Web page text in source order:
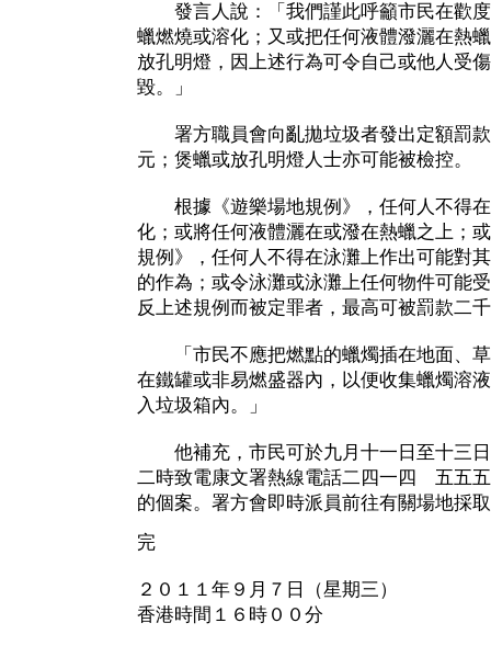
發言人說：「我們謹此呼籲市民在歡度
蠟燃燒或溶化；又或把任何液體潑灑在熱
放孔明燈，因上述行為可令自己或他人受
毀。」
署方職員會向亂拋垃圾者發出定額罰款
元；煲蠟或放孔明燈人士亦可能被檢控。
根據《遊樂場地規例》，任何人不得在
化；或將任何液體灑在或潑在熱蠟之上；
規例》，任何人不得在泳灘上作出可能對
的作為；或令泳灘或泳灘上任何物件可能
反上述規例而被定罪者，最高可被罰款二
「市民不應把燃點的蠟燭插在地面、草
在鐵罐或非易燃盛器內，以便收集蠟燭溶
入垃圾箱內。」
他補充，市民可於九月十一日至十三日
二時致電康文署熱線電話二四一四 五五
的個案。署方會即時派員前往有關場地採
完
２０１１年９月７日（星期三）
香港時間１６時００分